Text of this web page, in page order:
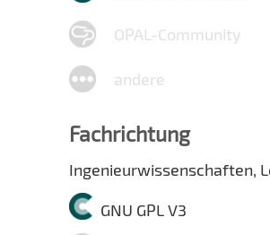
OPAL-Community
andere
Fachrichtung
Ingenieurwissenschaften,
GNU GPL V3